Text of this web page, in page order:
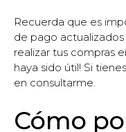
Recuerda que es
de pago
realizar tus compras
haya sido útil! Si
en consultarme.
Cómo